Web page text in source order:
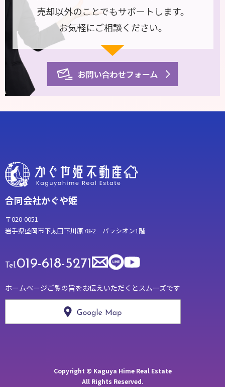
合同会社かぐや姫
〒020-0051
岩手県盛岡市下太田下川原78-2 パラシオン1階
Tel.019-618-5271
ホームページご覧の旨をお伝えいただくとスムーズです
Copyright © Kaguya Hime Real Estate
All Rights Reserved.